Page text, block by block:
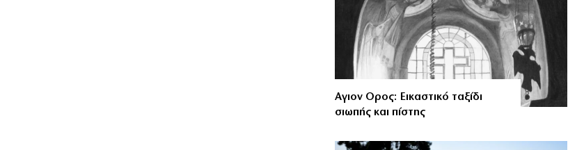
Αγιον Ορος: Εικαστικό ταξίδι
σιωπής και πίστης